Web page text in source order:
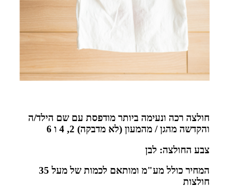
חולצה רכה ונעימה ביותר מודפסת עם שם הילד/ה
והקדשה מהגן / מהמעון (לא מדבקה) 2, 4 ו 6
צבע החולצה: לבן
המחיר כולל מע"מ ומותאם לכמות של מעל 35
חולצות